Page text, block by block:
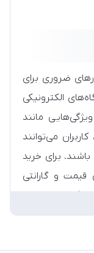
ضروری برای
الکترونیکی
مانند
می‌توانند
برای خرید
و گارانتی